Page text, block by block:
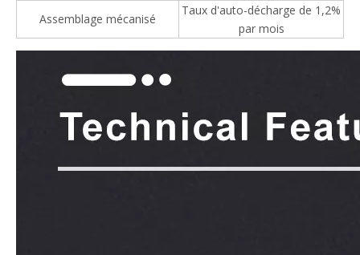
Assemblage mécanisé
Taux d'auto-décharge de 1,2%
par mois